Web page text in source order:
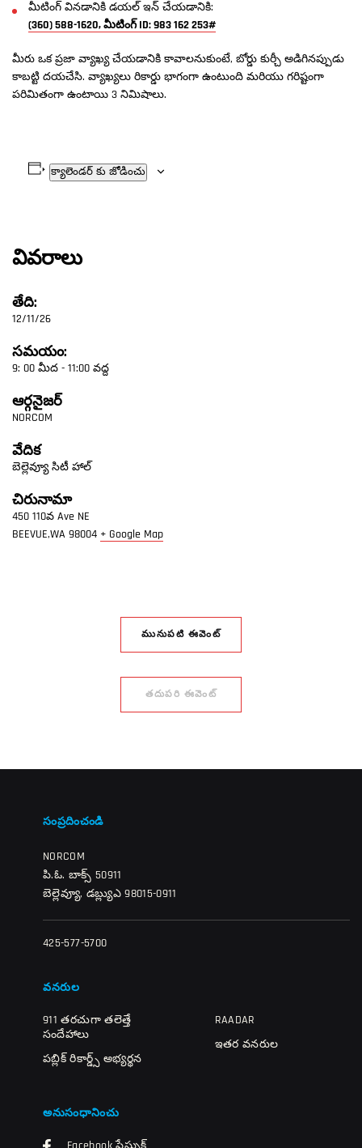
మీటింగ్ వినడానికి డయల్ ఇన్ చేయడానికి:
(360) 588-1620, మీటింగ్ ID: 983 162 253#
మీరు ఒక ప్రజా వ్యాఖ్య చేయడానికి కావాలనుకుంటే, బోర్డు కుర్చీ అడిగినప్పుడు
కాబట్టి దయచేసి. వ్యాఖ్యలు రికార్డు భాగంగా ఉంటుంది మరియు గరిష్టంగా
పరిమితంగా ఉంటాయి 3 నిమిషాలు.
క్యాలెండర్ కు జోడించు
వివరాలు
తేది:
12/11/26
సమయం:
9: 00 మీద - 11:00 వద్ద
ఆర్గనైజర్
NORCOM
వేదిక
బెల్లెవ్యూ సిటీ హాల్
చిరునామా
450 110వ Ave NE
BEEVUE,WA 98004 + Google Map
మునుపటి ఈవెంట్
తదుపరి ఈవెంట్
సంప్రదించండి
NORCOM
పి.ఓ. బాక్స్ 50911
బెల్లెవ్యూ, డబ్ల్యుఎ 98015-0911
425-577-5700
వనరుల
911 తరచుగా తలెత్తే
సందేహాలు
పబ్లిక్ రికార్డ్స్ అభ్యర్థన
RAADAR
ఇతర వనరుల
అనుసంధానించు